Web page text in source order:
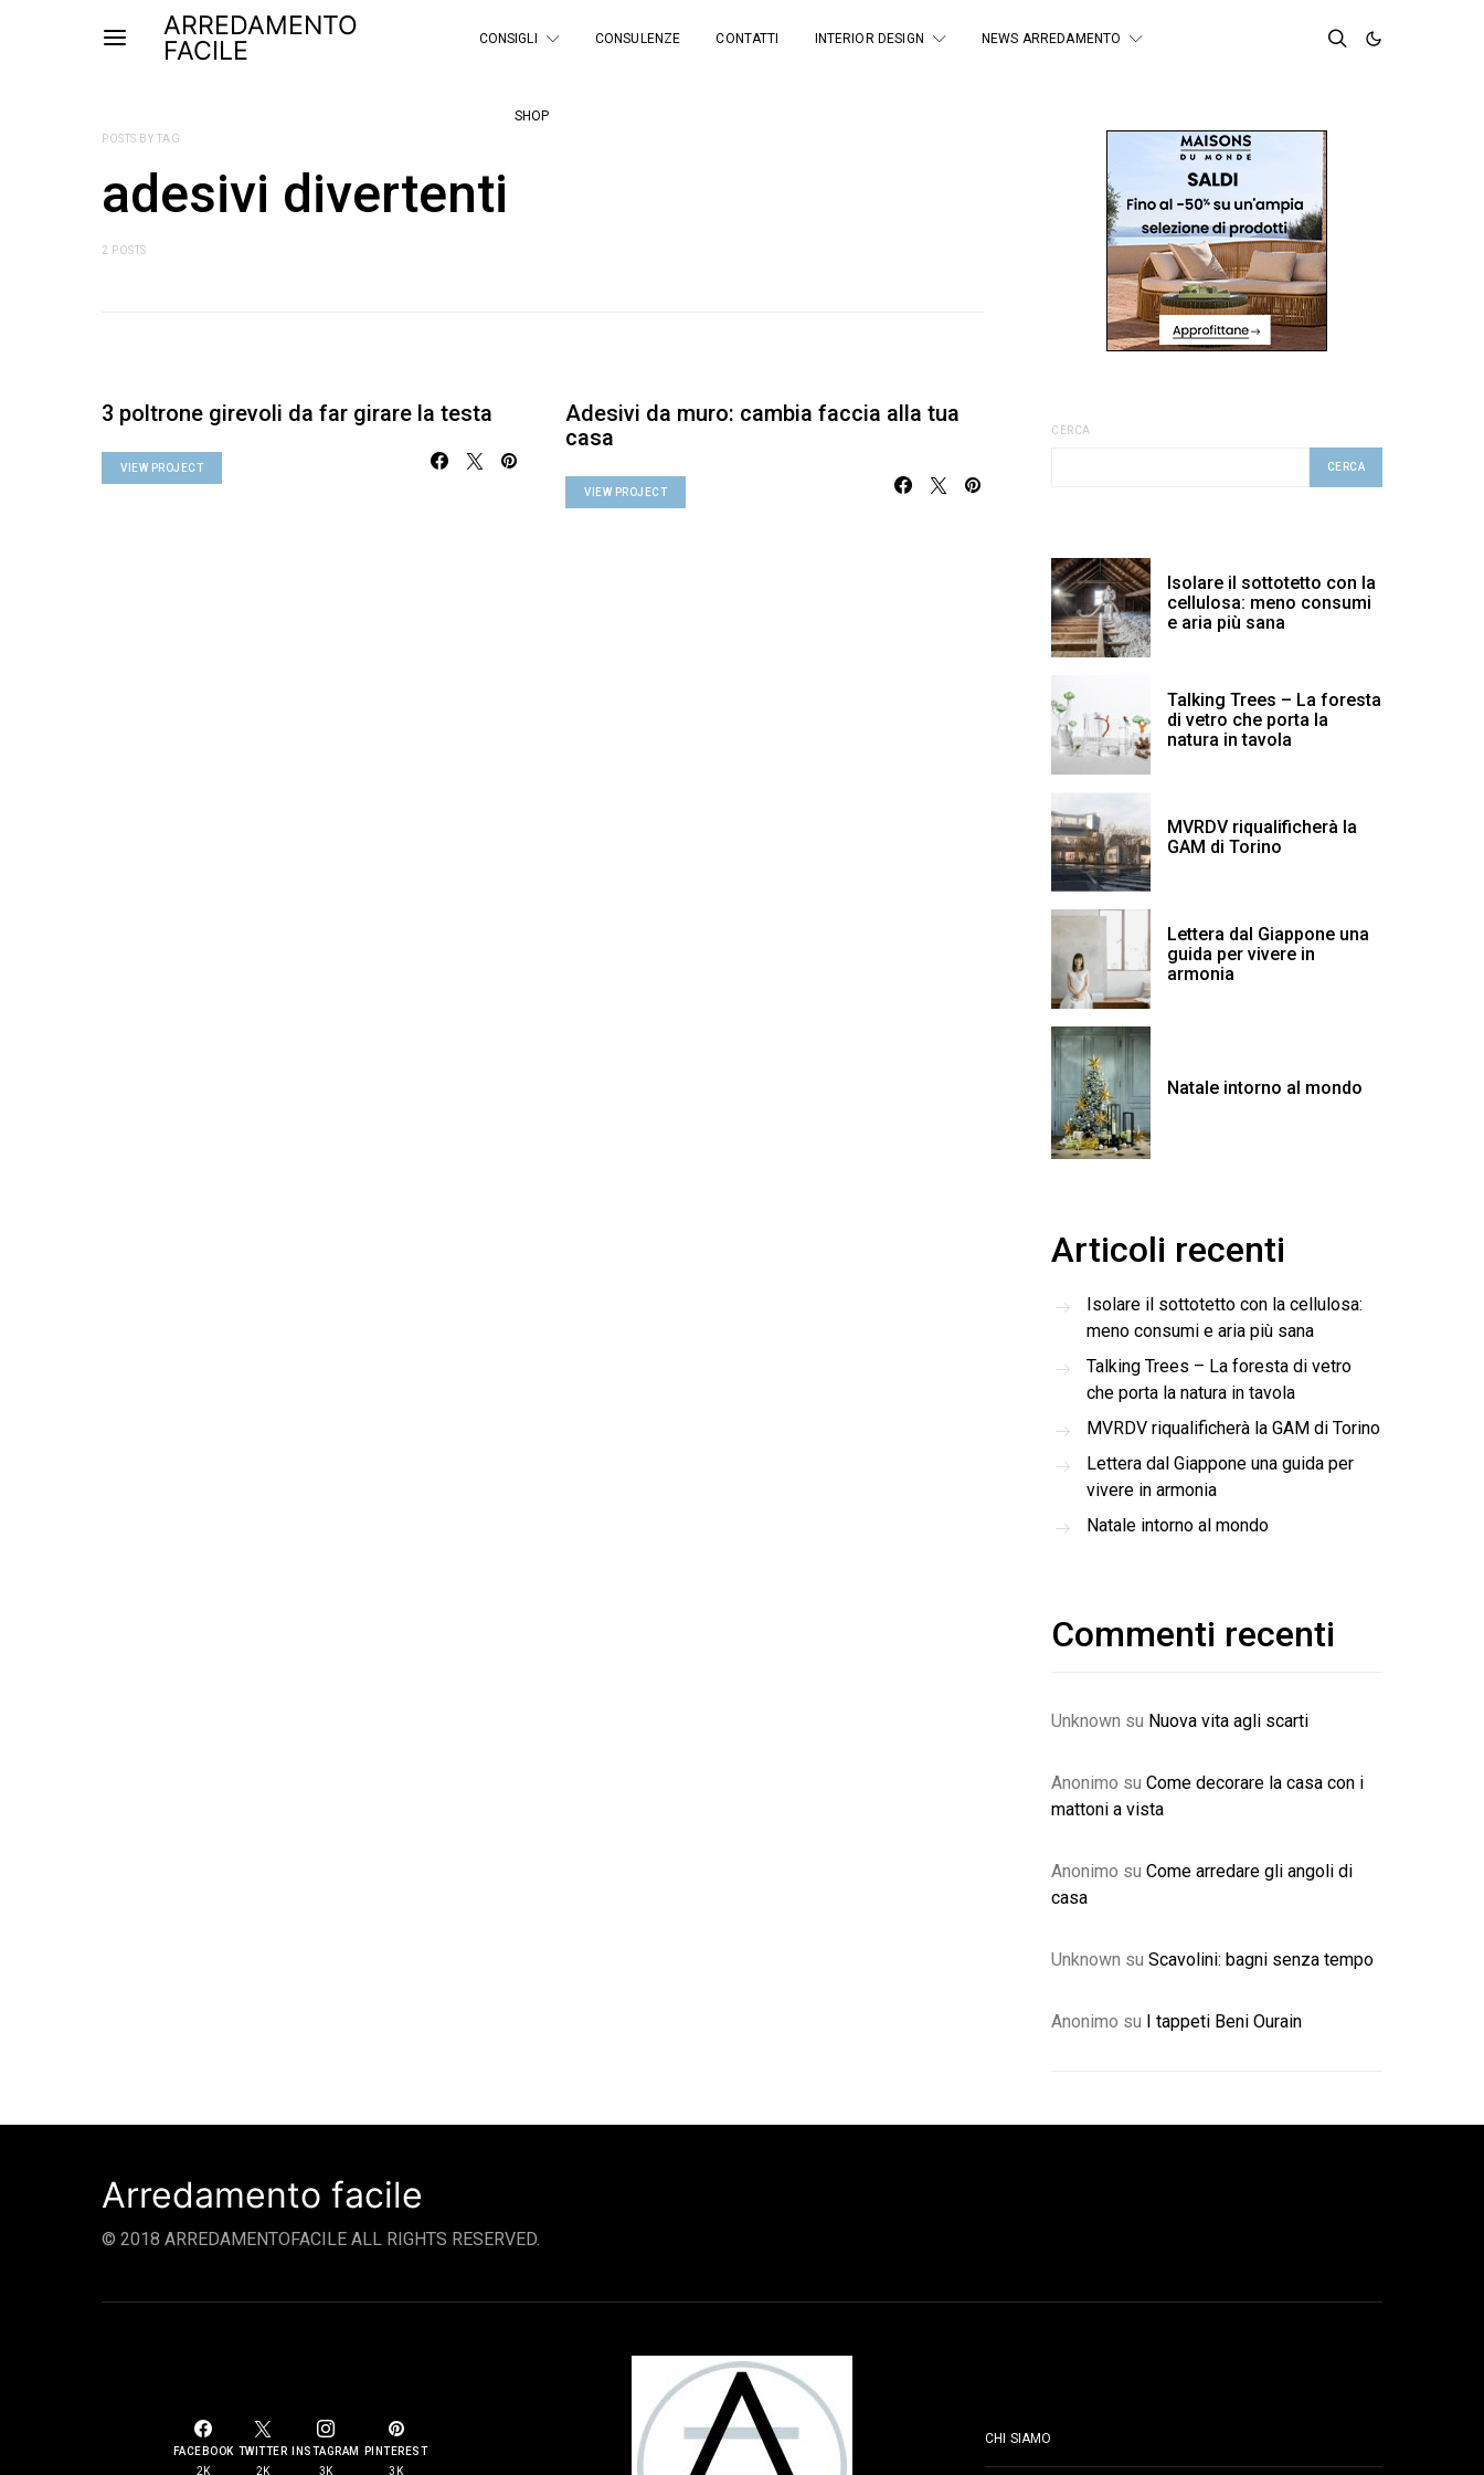
ARREDAMENTO
FACILE
CONSIGLI CONSULENZE CONTATTI INTERIOR DESIGN NEWS ARREDAMENTO
SHOP
POSTS BY TAG
adesivi divertenti
2 POSTS
3 poltrone girevoli da far girare la testa
VIEW PROJECT
Adesivi da muro: cambia faccia alla tua
casa
VIEW PROJECT
CERCA
CERCA
Isolare il sottotetto con la
cellulosa: meno consumi
e aria più sana
Talking Trees – La foresta
di vetro che porta la
natura in tavola
MVRDV riqualificherà la
GAM di Torino
Lettera dal Giappone una
guida per vivere in
armonia
Natale intorno al mondo
Articoli recenti
Isolare il sottotetto con la cellulosa:
meno consumi e aria più sana
Talking Trees – La foresta di vetro
che porta la natura in tavola
MVRDV riqualificherà la GAM di Torino
Lettera dal Giappone una guida per
vivere in armonia
Natale intorno al mondo
Commenti recenti
Unknown su Nuova vita agli scarti
Anonimo su Come decorare la casa con i
mattoni a vista
Anonimo su Come arredare gli angoli di
casa
Unknown su Scavolini: bagni senza tempo
Anonimo su I tappeti Beni Ourain
Arredamento facile
© 2018 ARREDAMENTOFACILE ALL RIGHTS RESERVED.
FACEBOOK
2K
TWITTER
2K
INSTAGRAM
3K
PINTEREST
3K
CHI SIAMO